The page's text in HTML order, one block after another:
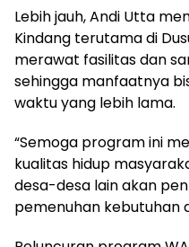
Lebih jauh, Andi Utta
Kindang terutama di
merawat fasilitas dan
sehingga manfaatnya
waktu yang lebih lama.
“Semoga program ini
kualitas hidup
desa-desa lain akan
pemenuhan kebutuhan